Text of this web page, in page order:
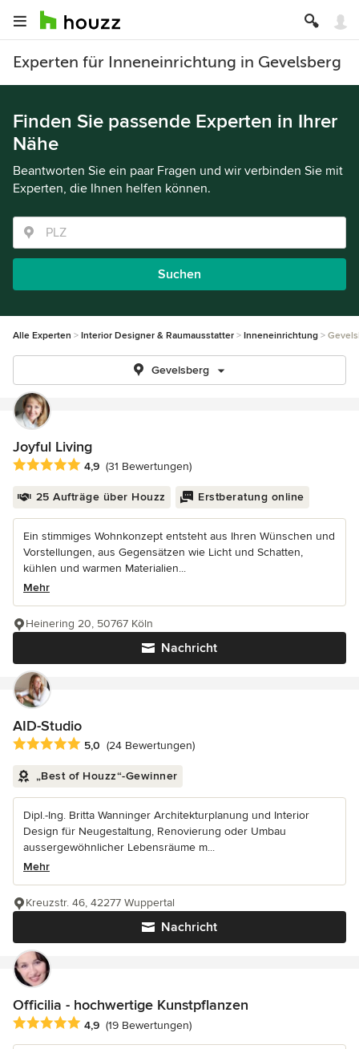
Experten für Inneneinrichtung in Gevelsberg
Finden Sie passende Experten in Ihrer
Nähe
Beantworten Sie ein paar Fragen und wir verbinden Sie mit
Experten, die Ihnen helfen können.
Suchen
Alle Experten Interior Designer & Raumausstatter Inneneinrichtung
Gevelsberg
Joyful Living
Durchschnittliche Bewertung: 4.9 von 5 Sternen
4,9 (31 Bewertungen)
25 Aufträge über Houzz Erstberatung online
Ein stimmiges Wohnkonzept entsteht aus Ihren Wünschen und
Vorstellungen, aus Gegensätzen wie Licht und Schatten,
kühlen und warmen Materialien...
Mehr
Nachricht
Heinering 20, 50767 Köln
AID-Studio
Durchschnittliche Bewertung: 5 von 5 Sternen
5,0 (24 Bewertungen)
„Best of Houzz“-Gewinner
Dipl.-Ing. Britta Wanninger Architekturplanung und Interior
Design für Neugestaltung, Renovierung oder Umbau
aussergewöhnlicher Lebensräume m...
Mehr
Nachricht
Kreuzstr. 46, 42277 Wuppertal
Officilia - hochwertige Kunstpflanzen
Durchschnittliche Bewertung: 4.9 von 5 Sternen
4,9 (19 Bewertungen)